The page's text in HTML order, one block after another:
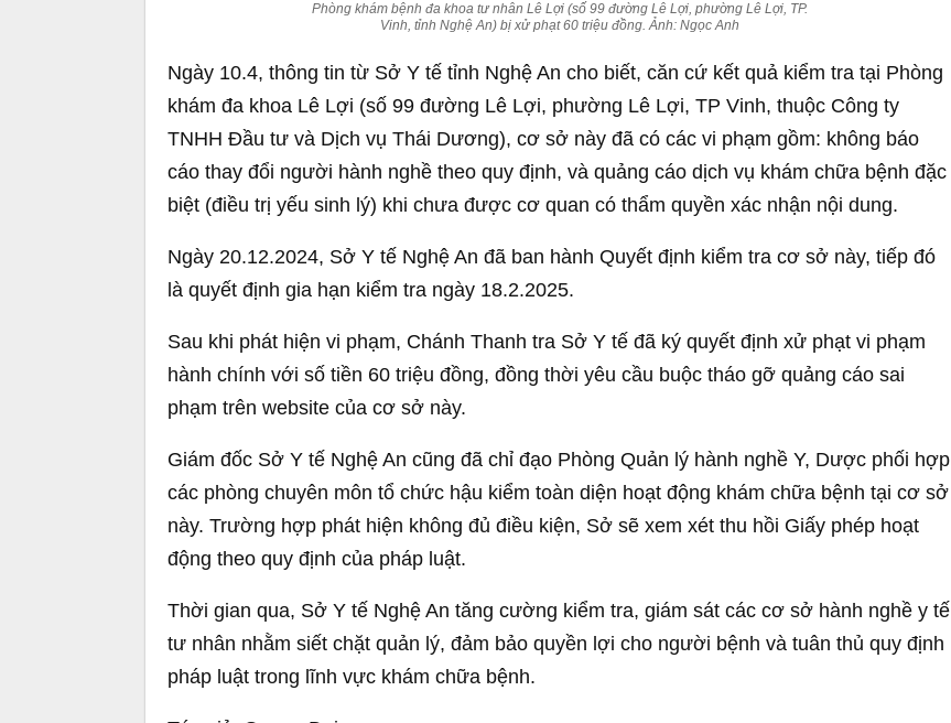
Phòng khám bệnh đa khoa tư nhân Lê Lợi (số 99 đường Lê Lợi, phường Lê Lợi, TP.
Vinh, tỉnh Nghệ An) bị xử phạt 60 triệu đồng. Ảnh: Ngọc Anh
Ngày 10.4, thông tin từ Sở Y tế tỉnh Nghệ An cho biết, căn cứ kết quả kiểm tra tại Phòng
khám đa khoa Lê Lợi (số 99 đường Lê Lợi, phường Lê Lợi, TP Vinh, thuộc Công ty
TNHH Đầu tư và Dịch vụ Thái Dương), cơ sở này đã có các vi phạm gồm: không báo
cáo thay đổi người hành nghề theo quy định, và quảng cáo dịch vụ khám chữa bệnh đặc
biệt (điều trị yếu sinh lý) khi chưa được cơ quan có thẩm quyền xác nhận nội dung.
Ngày 20.12.2024, Sở Y tế Nghệ An đã ban hành Quyết định kiểm tra cơ sở này, tiếp đó
là quyết định gia hạn kiểm tra ngày 18.2.2025.
Sau khi phát hiện vi phạm, Chánh Thanh tra Sở Y tế đã ký quyết định xử phạt vi phạm
hành chính với số tiền 60 triệu đồng, đồng thời yêu cầu buộc tháo gỡ quảng cáo sai
phạm trên website của cơ sở này.
Giám đốc Sở Y tế Nghệ An cũng đã chỉ đạo Phòng Quản lý hành nghề Y, Dược phối hợp
các phòng chuyên môn tổ chức hậu kiểm toàn diện hoạt động khám chữa bệnh tại cơ sở
này. Trường hợp phát hiện không đủ điều kiện, Sở sẽ xem xét thu hồi Giấy phép hoạt
động theo quy định của pháp luật.
Thời gian qua, Sở Y tế Nghệ An tăng cường kiểm tra, giám sát các cơ sở hành nghề y tế
tư nhân nhằm siết chặt quản lý, đảm bảo quyền lợi cho người bệnh và tuân thủ quy định
pháp luật trong lĩnh vực khám chữa bệnh.